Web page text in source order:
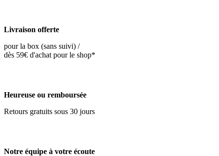
Livraison offerte
pour la box (sans suivi) /
dès 59€ d'achat pour le shop*
Heureuse ou remboursée
Retours gratuits sous 30 jours
Notre équipe à votre écoute